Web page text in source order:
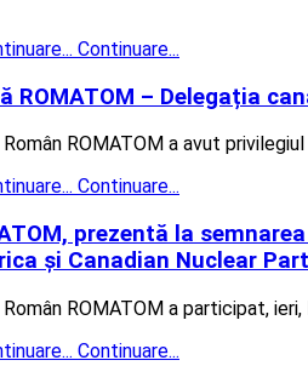
Continuare...
ROMATOM – Delegația
ROMATOM a avut
Continuare...
prezentă la
și Canadian Nuclear
ROMATOM a participat,
Continuare...